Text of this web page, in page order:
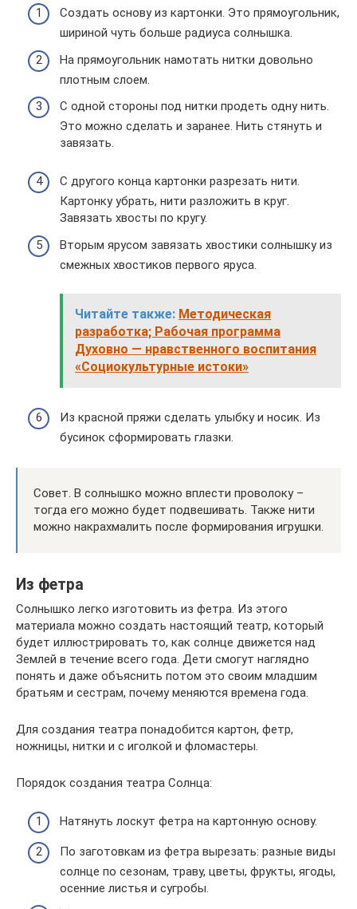
Создать основу из картонки. Это прямоугольник,
шириной чуть больше радиуса солнышка.
На прямоугольник намотать нитки довольно
плотным слоем.
С одной стороны под нитки продеть одну нить.
Это можно сделать и заранее. Нить стянуть и
завязать.
С другого конца картонки разрезать нити.
Картонку убрать, нити разложить в круг.
Завязать хвосты по кругу.
Вторым ярусом завязать хвостики солнышку из
смежных хвостиков первого яруса.
Читайте также: Методическая
разработка; Рабочая программа
Духовно — нравственного воспитания
«Социокультурные истоки»
Из красной пряжи сделать улыбку и носик. Из
бусинок сформировать глазки.
Совет. В солнышко можно вплести проволоку –
тогда его можно будет подвешивать. Также нити
можно накрахмалить после формирования игрушки.
Из фетра
Солнышко легко изготовить из фетра. Из этого
материала можно создать настоящий театр, который
будет иллюстрировать то, как солнце движется над
Землей в течение всего года. Дети смогут наглядно
понять и даже объяснить потом это своим младшим
братьям и сестрам, почему меняются времена года.
Для создания театра понадобится картон, фетр,
ножницы, нитки и с иголкой и фломастеры.
Порядок создания театра Солнца:
Натянуть лоскут фетра на картонную основу.
По заготовкам из фетра вырезать: разные виды
солнце по сезонам, траву, цветы, фрукты, ягоды,
осенние листья и сугробы.